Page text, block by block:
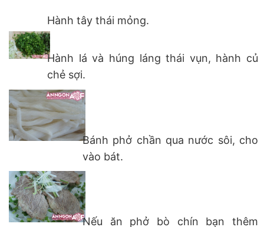
Hành tây thái mỏng.
Hành lá và húng láng thái vụn, hành củ
chẻ sợi.
Bánh phở chần qua nước sôi, cho
vào bát.
Nếu ăn phở bò chín bạn thêm